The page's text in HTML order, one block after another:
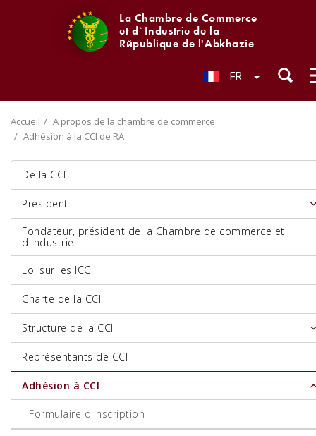
La Chambre de Commerce
et d`Industrie de la
République de l'Abkhazie
FR
Accueil
A propos de la chambre de commerce
Adhésion à la CCI de RA
De la CCI
Président
Fondateur, président de la Chambre de commerce et
d'industrie
Loi sur les ICC
Charte de la CCI
Structure de la CCI
Représentants de CCI
Adhésion à CCI
Formulaire d'inscription